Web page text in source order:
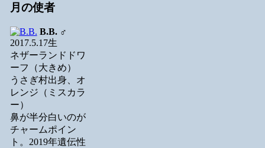
月の使者
B.B.♂
2017.5.17生
ネザーランドドワ
ーフ（大きめ）
うさぎ村出身、オ
レンジ（ミスカラ
ー）
鼻が半分白いのが
チャームポイン
ト。2019年遺伝性